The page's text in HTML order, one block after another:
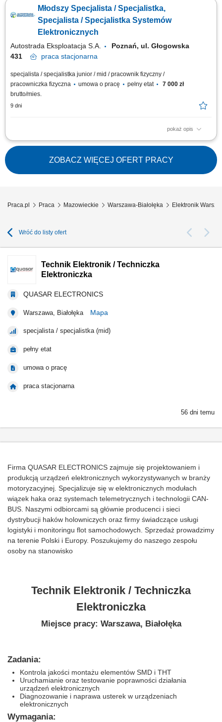
regeneracja zróżnicowanych urządzeń zgodnie ze specyfikacją
techniczną. Rozwiązywanie nieszablonowych problemów technicznych
powstających w trakcie...
Młodszy Specjalista / Specjalistka,
Specjalista / Specjalistka Systemów
Elektronicznych
Autostrada Eksploatacja S.A.
Poznań, ul. Głogowska
431
praca stacjonarna
specjalista / specjalistka junior / mid / pracownik fizyczny /
pracowniczka fizyczna
umowa o pracę pełny etat
7 000 zł
brutto/mies.
9 dni
pokaż opis
Zadania: Diagnostyka, serwisowanie i wykonywanie przeglądów
urządzeń elektrycznych oraz elektronicznych; Analiza awarii i sprawne
rozwiązywanie problemów technicznych w systemach; Inicjowanie oraz
wdrażanie udoskonaleń i modernizacji w sprzęcie;
ZOBACZ WIĘCEJ OFERT PRACY
Praca.pl Praca Mazowieckie Warszawa-Białołęka Elektronik
Wróć do listy ofert
Technik Elektronik / Techniczka
Elektroniczka
QUASAR ELECTRONICS
Warszawa, Białołęka Mapa
specjalista / specjalistka (mid)
pełny etat
umowa o pracę
praca stacjonarna
56 dni temu
Firma QUASAR ELECTRONICS zajmuje się projektowaniem i
produkcją urządzeń elektronicznych wykorzystywanych w branży
motoryzacyjnej. Specjalizuje się w elektronicznych modułach
wiązek haka oraz systemach telemetrycznych i technologii CAN-
BUS. Naszymi odbiorcami są głównie producenci i sieci
dystrybucji haków holowniczych oraz firmy świadczące usługi
logistyki i monitoringu flot samochodowych. Sprzedaż prowadzimy
na terenie Polski i Europy. Poszukujemy do naszego zespołu
osoby na stanowisko
Technik Elektronik / Techniczka
Elektroniczka
Miejsce pracy: Warszawa, Białołęka
Zadania:
Kontrola jakości montażu elementów SMD i THT
Uruchamianie oraz testowanie poprawności działania
urządzeń elektronicznych
Diagnozowanie i naprawa usterek w urządzeniach
elektronicznych
Wymagania: